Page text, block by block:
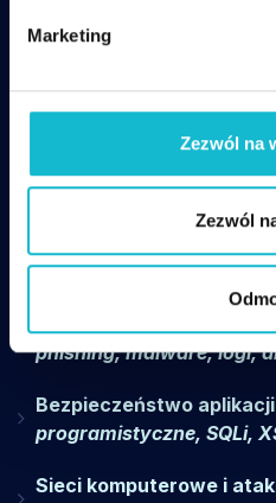
Marketing
Zezwól na
Zezwól
Program:
Wprowadzenie do
podstawowe pojęcia,
szyfrowanie, bezpieczne
phishing, malware, logi,
Bezpieczeństwo
programistyczne, SQLi,
Sieci komputerowe i